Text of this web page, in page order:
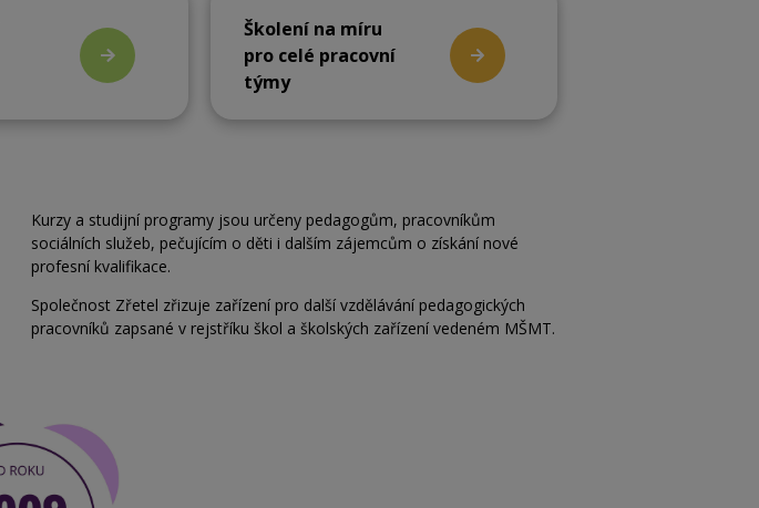
Školení na míru
pro celé pracovní
týmy
Kurzy a studijní programy jsou určeny pedagogům, pracovníkům
sociálních služeb, pečujícím o děti i dalším zájemcům o získání nové
profesní kvalifikace.
Společnost Zřetel zřizuje zařízení pro další vzdělávání pedagogických
pracovníků zapsané v rejstříku škol a školských zařízení vedeném MŠMT.